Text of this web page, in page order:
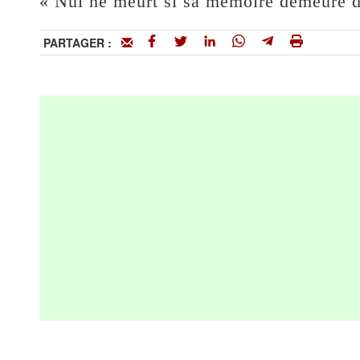
PARTAGER :